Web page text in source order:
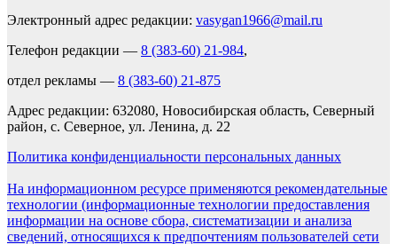
Электронный адрес редакции: vasygan1966@mail.ru
Телефон редакции — 8 (383-60) 21-984,
отдел рекламы — 8 (383-60) 21-875
Адрес редакции: 632080, Новосибирская область, Северный
район, с. Северное, ул. Ленина, д. 22
Политика конфиденциальности персональных данных
На информационном ресурсе применяются рекомендательные
технологии (информационные технологии предоставления
информации на основе сбора, систематизации и анализа
сведений, относящихся к предпочтениям пользователей сети